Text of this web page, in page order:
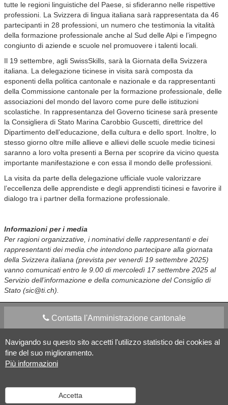
Navigando su questo sito accetti l'utilizzo statistico dei cookies al
fine del suo miglioramento.
Più informazioni
Accetta
tutte le regioni linguistiche del Paese, si sfideranno nelle rispettive
professioni. La Svizzera di lingua italiana sarà rappresentata da 46
partecipanti in 28 professioni, un numero che testimonia la vitalità
della formazione professionale anche al Sud delle Alpi e l’impegno
congiunto di aziende e scuole nel promuovere i talenti locali.
Il 19 settembre, agli SwissSkills, sarà la Giornata della Svizzera
italiana. La delegazione ticinese in visita sarà composta da
esponenti della politica cantonale e nazionale e da rappresentanti
della Commissione cantonale per la formazione professionale, delle
associazioni del mondo del lavoro come pure delle istituzioni
scolastiche. In rappresentanza del Governo ticinese sarà presente
la Consigliera di Stato Marina Carobbio Guscetti, direttrice del
Dipartimento dell’educazione, della cultura e dello sport. Inoltre, lo
stesso giorno oltre mille allieve e allievi delle scuole medie ticinesi
saranno a loro volta presenti a Berna per scoprire da vicino questa
importante manifestazione e con essa il mondo delle professioni.
La visita da parte della delegazione ufficiale vuole valorizzare
l’eccellenza delle apprendiste e degli apprendisti ticinesi e favorire il
dialogo tra i partner della formazione professionale.
Informazioni per i media
Per ragioni organizzative, i nominativi delle rappresentanti e dei
rappresentanti dei media che intendono partecipare alla giornata
della Svizzera italiana (prevista per venerdì 19 settembre 2025)
vanno comunicati entro le 9.00 di mercoledì 17 settembre 2025 al
Servizio dell’informazione e della comunicazione del Consiglio di
Stato (sic@ti.ch).
Contatta l'Amministrazione cantonale
Apps Mobile Social media
Versione desktop Informazioni legali